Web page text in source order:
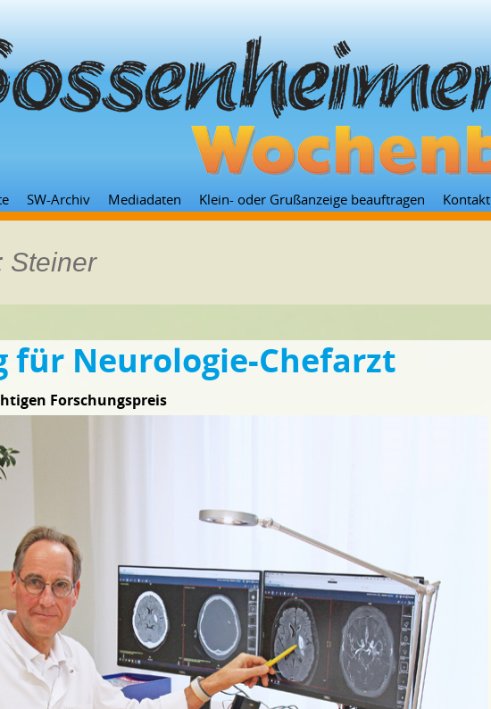
Zum
Inhalt
SW-Archiv Mediadaten Klein- oder Grußanzeige beauftragen Kontakt
Steiner
für Neurologie-Chefarzt
Forschungspreis